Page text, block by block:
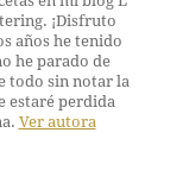
¡Disfruto
años he tenido
he parado de
todo sin notar la
estaré perdida
Ver autora